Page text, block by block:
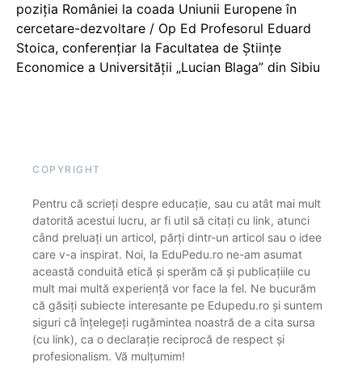
poziția României la coada Uniunii Europene în
cercetare-dezvoltare / Op Ed Profesorul Eduard
Stoica, conferențiar la Facultatea de Științe
Economice a Universității „Lucian Blaga” din Sibiu
COPYRIGHT
Pentru că scrieți despre educație, sau cu atât mai mult
datorită acestui lucru, ar fi util să citați cu link, atunci
când preluați un articol, părți dintr-un articol sau o idee
care v-a inspirat. Noi, la EduPedu.ro ne-am asumat
această conduită etică și sperăm că și publicațiile cu
mult mai multă experiență vor face la fel. Ne bucurăm
că găsiți subiecte interesante pe Edupedu.ro și suntem
siguri că înțelegeți rugămintea noastră de a cita sursa
(cu link), ca o declarație reciprocă de respect și
profesionalism. Vă mulțumim!